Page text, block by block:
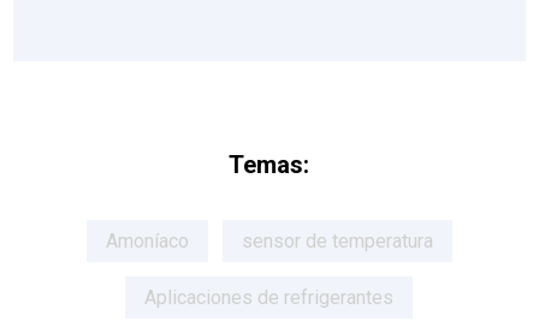
Temas:
Amoníaco sensor de temperatura
Aplicaciones de refrigerantes